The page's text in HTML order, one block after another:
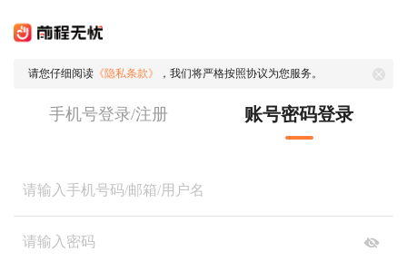
请您仔细阅读 《隐私条款》 ，我们将严格按照协议为您服务。
手机号登录/注册 账号密码登录